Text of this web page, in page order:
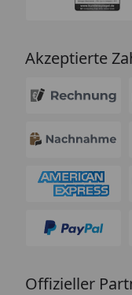
Akzeptierte
Offizieller